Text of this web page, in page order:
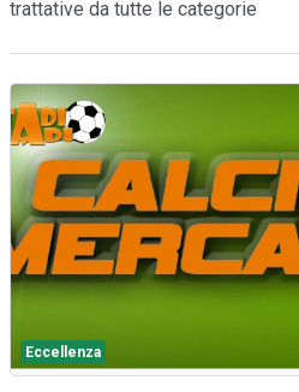
trattative da tutte le categorie
Eccellenza